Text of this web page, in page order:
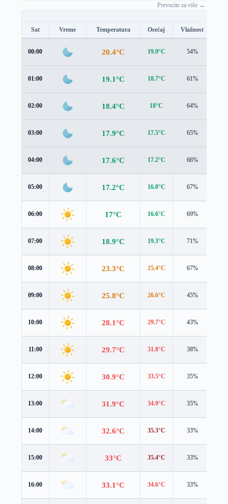
Prevucite za više →
Sat Vreme Temperatura Osećaj Vlažnost
00:00 20.4°C 19.9°C 54%
01:00 19.1°C 18.7°C 61%
02:00 18.4°C 18°C 64%
03:00 17.9°C 17.5°C 65%
04:00 17.6°C 17.2°C 66%
05:00 17.2°C 16.8°C 67%
06:00 17°C 16.6°C 69%
07:00 18.9°C 19.3°C 71%
08:00 23.3°C 25.4°C 67%
09:00 25.8°C 26.6°C 45%
10:00 28.1°C 29.7°C 43%
11:00 29.7°C 31.8°C 38%
12:00 30.9°C 33.5°C 35%
13:00 31.9°C 34.9°C 35%
14:00 32.6°C 35.3°C 33%
15:00 33°C 35.4°C 33%
16:00 33.1°C 34.6°C 33%